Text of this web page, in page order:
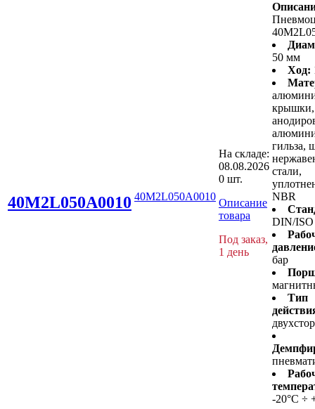
40M2L050A0010 40M2L050A0010
На складе:
08.08.2026
0 шт.
Описание
товара
Под заказ,
1 день
50 мм
Ход:
крышки,
гильза,
стали,
NBR
DIN/ISO
бар
Тип
-20°C ÷